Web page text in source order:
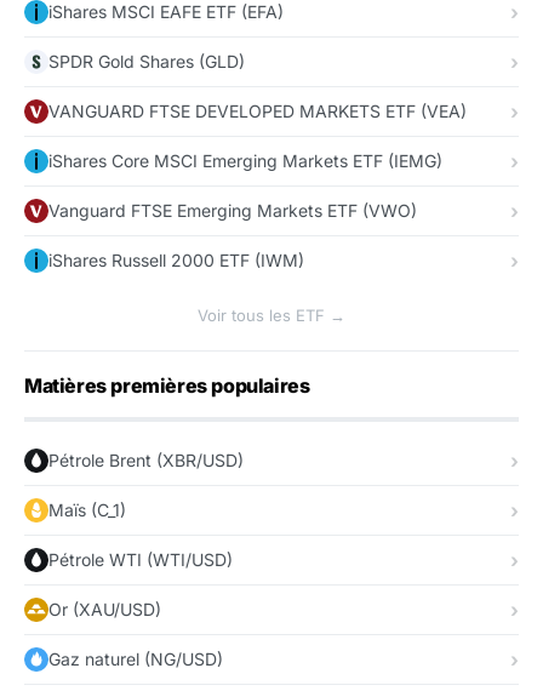
iShares MSCI EAFE ETF (EFA)
SPDR Gold Shares (GLD)
VANGUARD FTSE DEVELOPED MARKETS ETF (VEA)
iShares Core MSCI Emerging Markets ETF (IEMG)
Vanguard FTSE Emerging Markets ETF (VWO)
iShares Russell 2000 ETF (IWM)
Voir tous les ETF →
Matières premières populaires
Pétrole Brent (XBR/USD)
Maïs (C_1)
Pétrole WTI (WTI/USD)
Or (XAU/USD)
Gaz naturel (NG/USD)